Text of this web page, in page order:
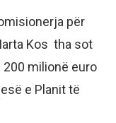
për
Kos tha sot
milionë euro
e Planit të